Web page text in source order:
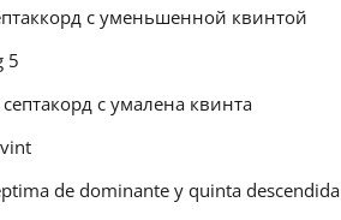
с уменьшенной квинтой
5
с умалена квинта
de dominante y quinta descendida